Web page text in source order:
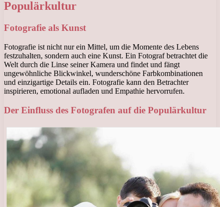
Populärkultur
Fotografie als Kunst
Fotografie ist nicht nur ein Mittel, um die Momente des Lebens
festzuhalten, sondern auch eine Kunst. Ein Fotograf betrachtet die
Welt durch die Linse seiner Kamera und findet und fängt
ungewöhnliche Blickwinkel, wunderschöne Farbkombinationen
und einzigartige Details ein. Fotografie kann den Betrachter
inspirieren, emotional aufladen und Empathie hervorrufen.
Der Einfluss des Fotografen auf die Populärkultur